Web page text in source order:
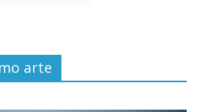
arte